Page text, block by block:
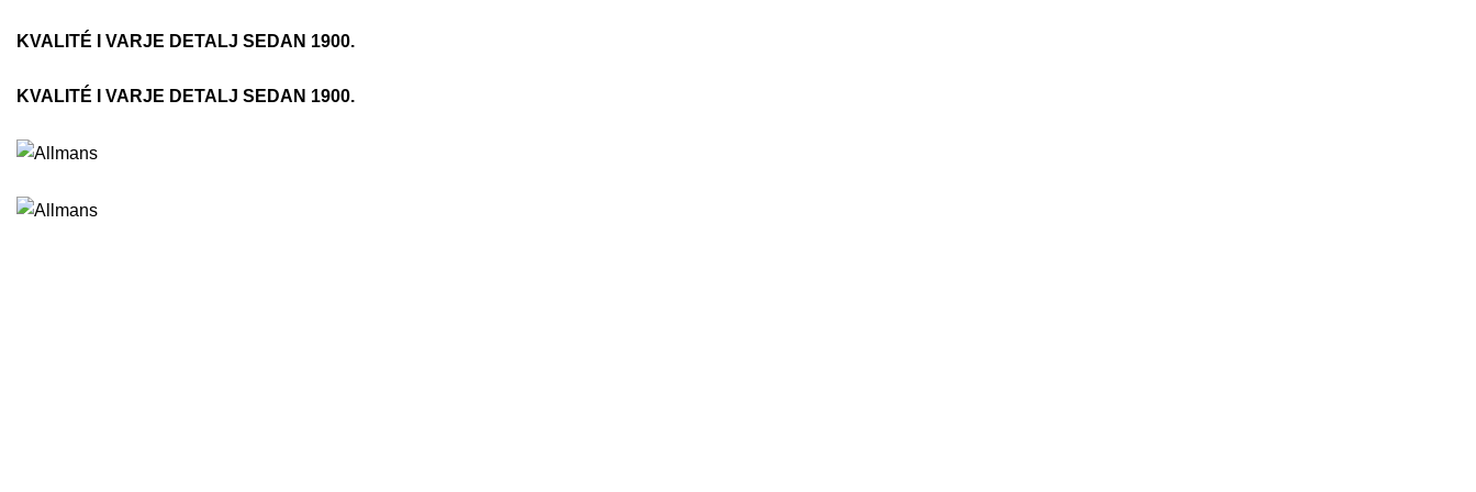
KVALITÉ I VARJE DETALJ SEDAN 1900.
KVALITÉ I VARJE DETALJ SEDAN 1900.